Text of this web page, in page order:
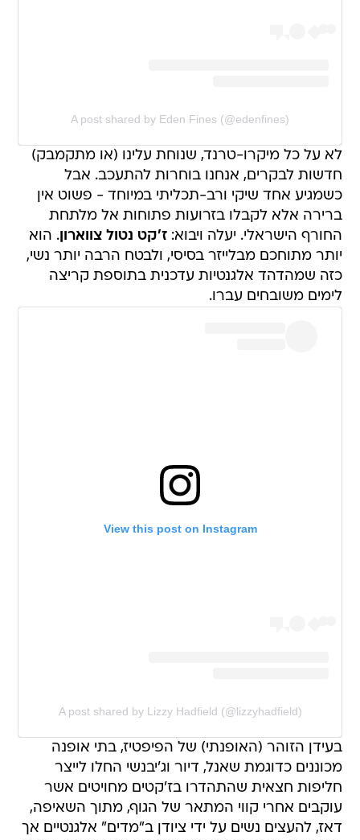
A post shared by Eden Fines (@edenfines)
לא על כל מיקרו-טרנד, שנוחת עלינו (או מתקמבק)
חדשות לבקרים, אנחנו בוחרות להתעכב. אבל
כשמגיע אחד שיקי ורב-תכליתי במיוחד - פשוט אין
ברירה אלא לקבלו בזרועות פתוחות אל מלתחת
החורף הישראלי. יעלה ויבוא:ז'קט נטול צווארון. הוא
יותר מתוחכם מבלייזר בסיסי, ולבטח הרבה יותר נשי,
כזה שמהדהד אלגנטיות עדכנית בתוספת קריצה
לימים משובחים עברו.
View this post on Instagram
A post shared by Lizzy Hadfield (@lizzyhadfield)
בעידן הזוהר (האופנתי) של הפיפטיז, בתי אופנה
מכוננים כדוגמת שאנל, דיור וג'יבנשי החלו לייצר
חליפות חצאית שהתהדרו בז'קטים מחויטים אשר
עוקבים אחרי קווי המתאר של הגוף, מתוך השאיפה,
דאז, להעצים נשים על ידי ציודן ב"מדים" אלגנטיים אך